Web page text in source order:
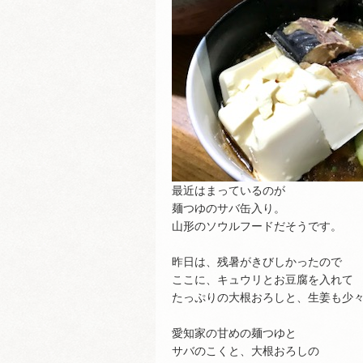
最近はまっているのが
麺つゆのサバ缶入り。
山形のソウルフードだそうです。
昨日は、残暑がきびしかったので
ここに、キュウリとお豆腐を入れて
たっぷりの大根おろしと、生姜も少
愛知家の甘めの麺つゆと
サバのこくと、大根おろしの